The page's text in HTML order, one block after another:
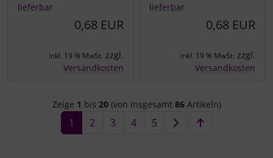
lieferbar
0,68 EUR
inkl. 19 % MwSt. zzgl.
Versandkosten
lieferbar
0,68 EUR
inkl. 19 % MwSt. zzgl.
Versandkosten
Zeige 1 bis 20(von insgesamt 86Artikeln)
1 2 3 4 5